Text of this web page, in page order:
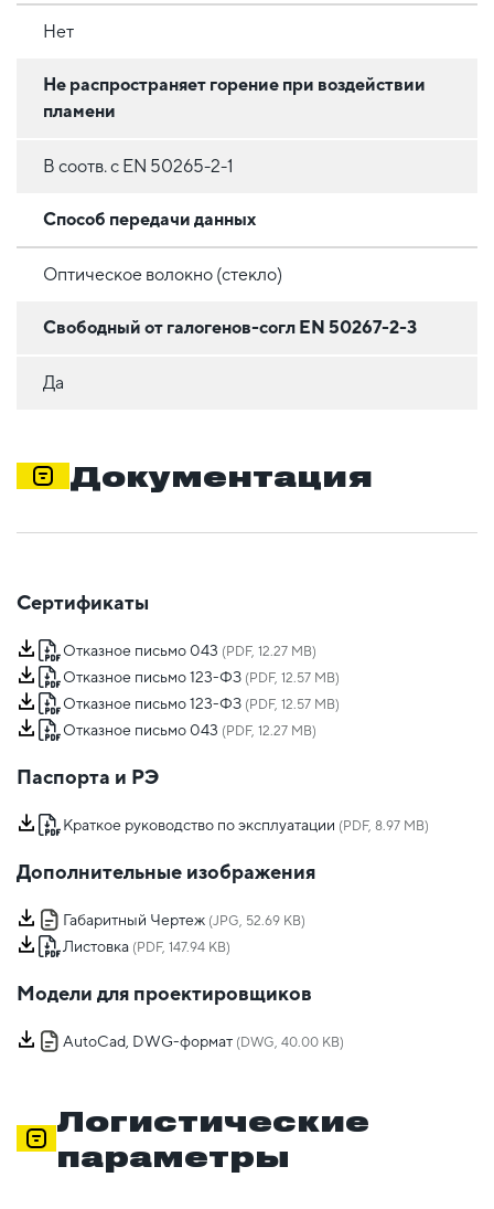
Нет
Не распространяет горение при воздействии
пламени
В соотв. с EN 50265-2-1
Способ передачи данных
Оптическое волокно (стекло)
Свободный от галогенов-согл EN 50267-2-3
Да
Документация
Сертификаты
Отказное письмо 043 (PDF, 12.27 MB)
Отказное письмо 123-ФЗ (PDF, 12.57 MB)
Отказное письмо 123-ФЗ (PDF, 12.57 MB)
Отказное письмо 043 (PDF, 12.27 MB)
Паспорта и РЭ
Краткое руководство по эксплуатации (PDF, 8.97 MB)
Дополнительные изображения
Габаритный Чертеж (JPG, 52.69 KB)
Листовка (PDF, 147.94 KB)
Модели для проектировщиков
AutoCad, DWG-формат (DWG, 40.00 KB)
Логистические
параметры